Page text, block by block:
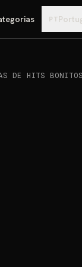
PT
DE HITS BONITOS